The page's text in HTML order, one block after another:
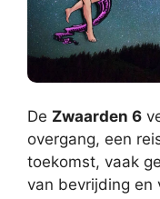
De Zwaarden 6
overgang, een
toekomst, vaak
van bevrijding en